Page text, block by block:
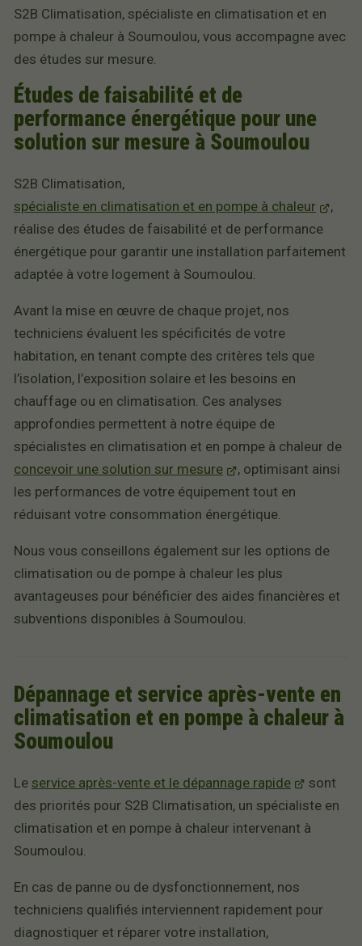
S2B Climatisation, spécialiste en climatisation et en
pompe à chaleur à Soumoulou, vous accompagne avec
des études sur mesure.
Études de faisabilité et de
performance énergétique pour une
solution sur mesure à Soumoulou
S2B Climatisation,
spécialiste en climatisation et en pompe à chaleur
,
réalise des études de faisabilité et de performance
énergétique pour garantir une installation parfaitement
adaptée à votre logement à Soumoulou.
Avant la mise en œuvre de chaque projet, nos
techniciens évaluent les spécificités de votre
habitation, en tenant compte des critères tels que
l’isolation, l’exposition solaire et les besoins en
chauffage ou en climatisation. Ces analyses
approfondies permettent à notre équipe de
spécialistes en climatisation et en pompe à chaleur de
concevoir une solution sur mesure
, optimisant ainsi
les performances de votre équipement tout en
réduisant votre consommation énergétique.
Nous vous conseillons également sur les options de
climatisation ou de pompe à chaleur les plus
avantageuses pour bénéficier des aides financières et
subventions disponibles à Soumoulou.
Dépannage et service après-vente en
climatisation et en pompe à chaleur à
Soumoulou
Le service après-vente et le dépannage rapide
sont
des priorités pour S2B Climatisation, un spécialiste en
climatisation et en pompe à chaleur intervenant à
Soumoulou.
En cas de panne ou de dysfonctionnement, nos
techniciens qualifiés interviennent rapidement pour
diagnostiquer et réparer votre installation,